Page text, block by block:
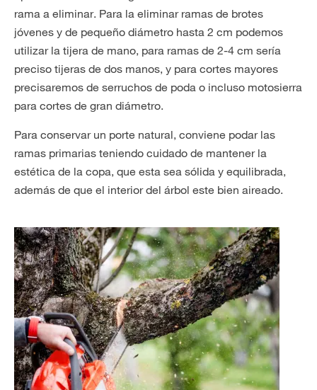
rama a eliminar. Para la eliminar ramas de brotes
jóvenes y de pequeño diámetro hasta 2 cm podemos
utilizar la tijera de mano, para ramas de 2-4 cm sería
preciso tijeras de dos manos, y para cortes mayores
precisaremos de serruchos de poda o incluso motosierra
para cortes de gran diámetro.
Para conservar un porte natural, conviene podar las
ramas primarias teniendo cuidado de mantener la
estética de la copa, que esta sea sólida y equilibrada,
además de que el interior del árbol este bien aireado.